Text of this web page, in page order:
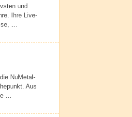
und
Ihre Live-
…
NuMetal-
Aus
…